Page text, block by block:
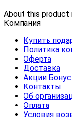
About this product
Компания
Купить
Политика
Оферта
Доставка
Акции
Контакты
Об
Оплата
Условия